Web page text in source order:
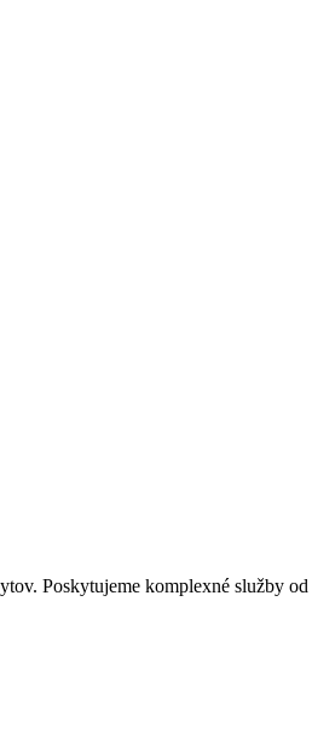
Poskytujeme komplexné služby